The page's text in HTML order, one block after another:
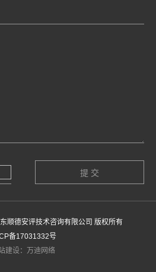
顺德安评技术咨询有限公司 版权所有
备17031332号
建设：万迪网络